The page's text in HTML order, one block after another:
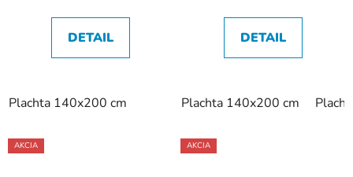
DETAIL
Plachta 140x200 cm
DETAIL
Plachta 140x200 cm
AKCIA AKCIA